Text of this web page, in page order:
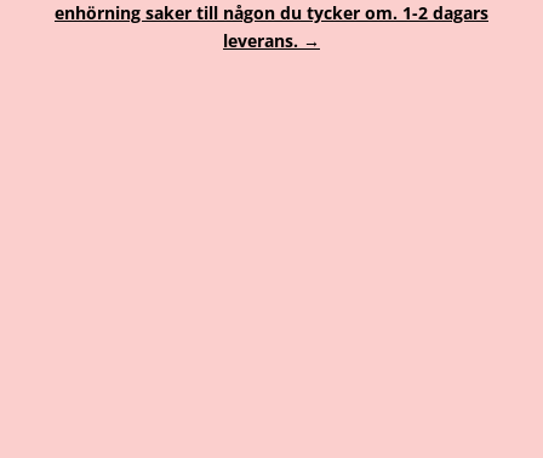
enhörning saker till någon du tycker om. 1-2 dagars
leverans. →